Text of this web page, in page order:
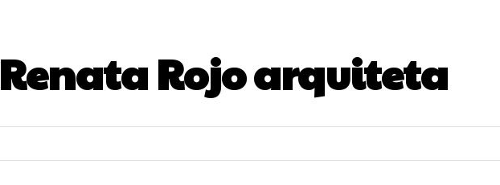
Renata Rojo arquiteta